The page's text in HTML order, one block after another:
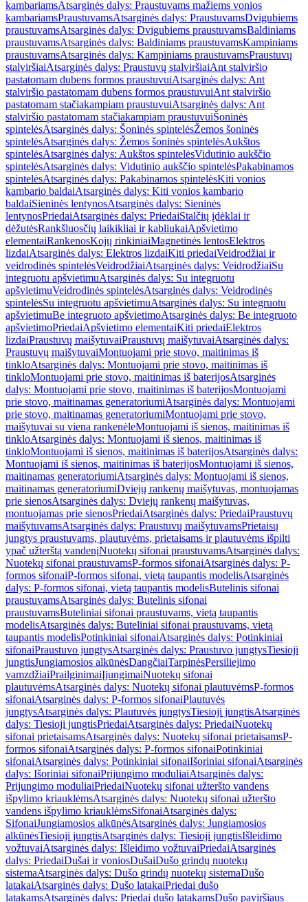
kambariamsAtsarginės dalys: Praustuvams mažiems vonios
kambariamsPraustuvamsAtsarginės dalys: PraustuvamsDvigubiems
praustuvamsAtsarginės dalys: Dvigubiems praustuvamsBaldiniams
praustuvamsAtsarginės dalys: Baldiniams praustuvamsKampiniams
praustuvamsAtsarginės dalys: Kampiniams praustuvamsPraustuvų
stalviršiaiAtsarginės dalys: Praustuvų stalviršiaiAnt stalviršio
pastatomam dubens formos praustuvuiAtsarginės dalys: Ant
stalviršio pastatomam dubens formos praustuvuiAnt stalviršio
pastatomam stačiakampiam praustuvuiAtsarginės dalys: Ant
stalviršio pastatomam stačiakampiam praustuvuiŠoninės
spintelėsAtsarginės dalys: Šoninės spintelėsŽemos šoninės
spintelėsAtsarginės dalys: Žemos šoninės spintelėsAukštos
spintelėsAtsarginės dalys: Aukštos spintelėsVidutinio aukščio
spintelėsAtsarginės dalys: Vidutinio aukščio spintelėsPakabinamos
spintelėsAtsarginės dalys: Pakabinamos spintelėsKiti vonios
kambario baldaiAtsarginės dalys: Kiti vonios kambario
baldaiSieninės lentynosAtsarginės dalys: Sieninės
lentynosPriedaiAtsarginės dalys: PriedaiStalčių įdėklai ir
dėžutėsRankšluosčių laikikliai ir kabliukaiApšvietimo
elementaiRankenosKojų rinkiniaiMagnetinės lentosElektros
lizdaiAtsarginės dalys: Elektros lizdaiKiti priedaiVeidrodžiai ir
veidrodinės spintelėsVeidrodžiaiAtsarginės dalys: VeidrodžiaiSu
integruotu apšvietimuAtsarginės dalys: Su integruotu
apšvietimuVeidrodinės spintelėsAtsarginės dalys: Veidrodinės
spintelėsSu integruotu apšvietimuAtsarginės dalys: Su integruotu
apšvietimuBe integruoto apšvietimoAtsarginės dalys: Be integruoto
apšvietimoPriedaiApšvietimo elementaiKiti priedaiElektros
lizdaiPraustuvų maišytuvaiPraustuvų maišytuvaiAtsarginės dalys:
Praustuvų maišytuvaiMontuojami prie stovo, maitinimas iš
tinkloAtsarginės dalys: Montuojami prie stovo, maitinimas iš
tinkloMontuojami prie stovo, maitinimas iš baterijosAtsarginės
dalys: Montuojami prie stovo, maitinimas iš baterijosMontuojami
prie stovo, maitinamas generatoriumiAtsarginės dalys: Montuojami
prie stovo, maitinamas generatoriumiMontuojami prie stovo,
maišytuvai su viena rankenėleMontuojami iš sienos, maitinimas iš
tinkloAtsarginės dalys: Montuojami iš sienos, maitinimas iš
tinkloMontuojami iš sienos, maitinimas iš baterijosAtsarginės dalys:
Montuojami iš sienos, maitinimas iš baterijosMontuojami iš sienos,
maitinamas generatoriumiAtsarginės dalys: Montuojami iš sienos,
maitinamas generatoriumiDviejų rankenų maišytuvas, montuojamas
prie sienosAtsarginės dalys: Dviejų rankenų maišytuvas,
montuojamas prie sienosPriedaiAtsarginės dalys: PriedaiPraustuvų
maišytuvamsAtsarginės dalys: Praustuvų maišytuvamsPrietaisų
jungtys praustuvams, plautuvėms, prietaisams ir plautuvėms išpilti
ypač užterštą vandenįNuotekų sifonai praustuvamsAtsarginės dalys:
Nuotekų sifonai praustuvamsP-formos sifonaiAtsarginės dalys: P-
formos sifonaiP-formos sifonai, vietą taupantis modelisAtsarginės
dalys: P-formos sifonai, vietą taupantis modelisButelinis sifonai
praustuvamsAtsarginės dalys: Butelinis sifonai
praustuvamsButeliniai sifonai praustuvams, vietą taupantis
modelisAtsarginės dalys: Buteliniai sifonai praustuvams, vietą
taupantis modelisPotinkiniai sifonaiAtsarginės dalys: Potinkiniai
sifonaiPraustuvo jungtysAtsarginės dalys: Praustuvo jungtysTiesioji
jungtisJungiamosios alkūnėsDangčiaiTarpinėsPersiliejimo
vamzdžiaiPrailginimaiĮjungimaiNuotekų sifonai
plautuvėmsAtsarginės dalys: Nuotekų sifonai plautuvėmsP-formos
sifonaiAtsarginės dalys: P-formos sifonaiPlautuvės
jungtysAtsarginės dalys: Plautuvės jungtysTiesioji jungtisAtsarginės
dalys: Tiesioji jungtisPriedaiAtsarginės dalys: PriedaiNuotekų
sifonai prietaisamsAtsarginės dalys: Nuotekų sifonai prietaisamsP-
formos sifonaiAtsarginės dalys: P-formos sifonaiPotinkiniai
sifonaiAtsarginės dalys: Potinkiniai sifonaiIšoriniai sifonaiAtsarginės
dalys: Išoriniai sifonaiPrijungimo moduliaiAtsarginės dalys:
Prijungimo moduliaiPriedaiNuotekų sifonai užteršto vandens
išpylimo kriauklėmsAtsarginės dalys: Nuotekų sifonai užteršto
vandens išpylimo kriauklėmsSifonaiAtsarginės dalys:
SifonaiJungiamosios alkūnėsAtsarginės dalys: Jungiamosios
alkūnėsTiesioji jungtisAtsarginės dalys: Tiesioji jungtisIšleidimo
vožtuvaiAtsarginės dalys: Išleidimo vožtuvaiPriedaiAtsarginės
dalys: PriedaiDušai ir voniosDušaiDušo grindų nuotekų
sistemaAtsarginės dalys: Dušo grindų nuotekų sistemaDušo
latakaiAtsarginės dalys: Dušo latakaiPriedai dušo
latakamsAtsarginės dalys: Priedai dušo latakamsDušo paviršiaus